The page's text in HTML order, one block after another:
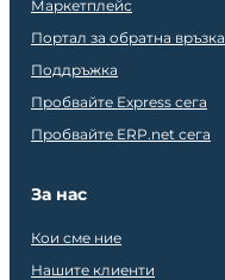
Маркетплейс
Портал за обратна връзка
Поддръжка
Пробвайте Express сега
Пробвайте ERP.net сега
За нас
Кои сме ние
Нашите клиенти